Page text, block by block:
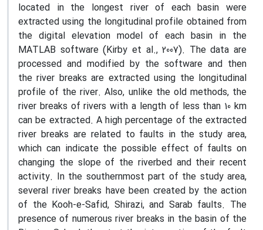
located in the longest river of each basin were
extracted using the longitudinal profile obtained from
the digital elevation model of each basin in the
MATLAB software (Kirby et al., 2007). The data are
processed and modified by the software and then
the river breaks are extracted using the longitudinal
profile of the river. Also, unlike the old methods, the
river breaks of rivers with a length of less than 10 km
can be extracted. A high percentage of the extracted
river breaks are related to faults in the study area,
which can indicate the possible effect of faults on
changing the slope of the riverbed and their recent
activity. In the southernmost part of the study area,
several river breaks have been created by the action
of the Kooh-e-Safid, Shirazi, and Sarab faults. The
presence of numerous river breaks in the basin of the